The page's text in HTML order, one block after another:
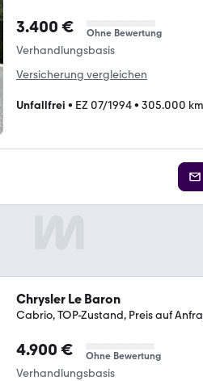
3.400 € Ohne Bewertung
Verhandlungsbasis
Versicherung vergleichen
Unfallfrei • EZ 07/1994• 305.000 km
Chrysler Le Baron
Cabrio, TOP-Zustand, Preis auf
4.900 € Ohne Bewertung
Verhandlungsbasis